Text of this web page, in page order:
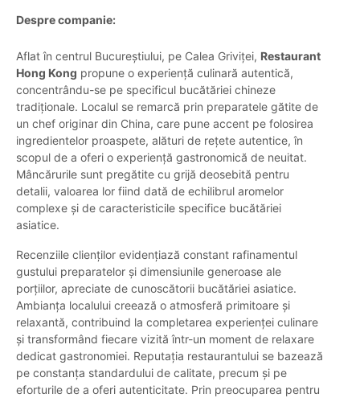
Despre companie:
Aflat în centrul Bucureștiului, pe Calea Griviței, Restaurant
Hong Kong propune o experiență culinară autentică,
concentrându-se pe specificul bucătăriei chineze
tradiționale. Localul se remarcă prin preparatele gătite de
un chef originar din China, care pune accent pe folosirea
ingredientelor proaspete, alături de rețete autentice, în
scopul de a oferi o experiență gastronomică de neuitat.
Mâncărurile sunt pregătite cu grijă deosebită pentru
detalii, valoarea lor fiind dată de echilibrul aromelor
complexe și de caracteristicile specifice bucătăriei
asiatice.
Recenziile clienților evidențiază constant rafinamentul
gustului preparatelor și dimensiunile generoase ale
porțiilor, apreciate de cunoscătorii bucătăriei asiatice.
Ambianța localului creează o atmosferă primitoare și
relaxantă, contribuind la completarea experienței culinare
și transformând fiecare vizită într-un moment de relaxare
dedicat gastronomiei. Reputația restaurantului se bazează
pe constanța standardului de calitate, precum și pe
eforturile de a oferi autenticitate. Prin preocuparea pentru